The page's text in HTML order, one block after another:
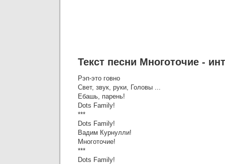
Текст песни Многоточие -
Рэп-это говно
Свет, звук, руки, Головы ...
Ебашь, парень!
Dots Family!
***
Dots Family!
Вадим Курнулли!
Многоточие!
***
Dots Family!